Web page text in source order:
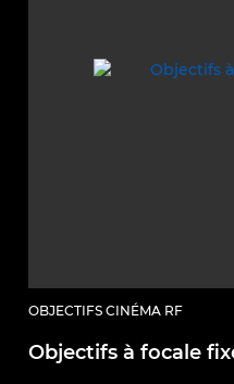
OBJECTIFS CINÉMA RF
Objectifs à focale